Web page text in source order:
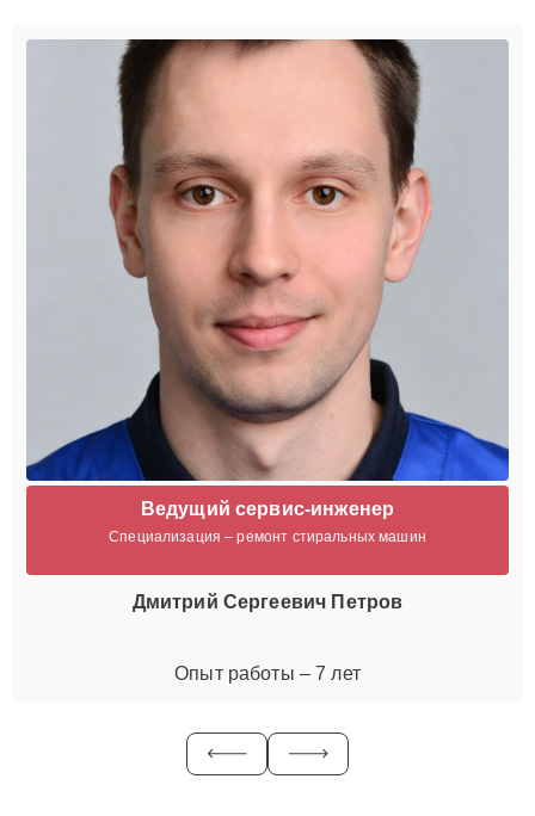
Ведущий сервис-инженер
Специализация – ремонт стиральных машин
Дмитрий Сергеевич Петров
Опыт работы – 7 лет